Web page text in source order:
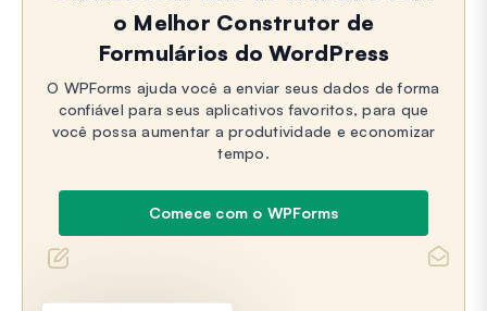
o Melhor Construtor de
Formulários do WordPress
O WPForms ajuda você a enviar seus dados de forma
confiável para seus aplicativos favoritos, para que
você possa aumentar a produtividade e economizar
tempo.
Comece com o WPForms